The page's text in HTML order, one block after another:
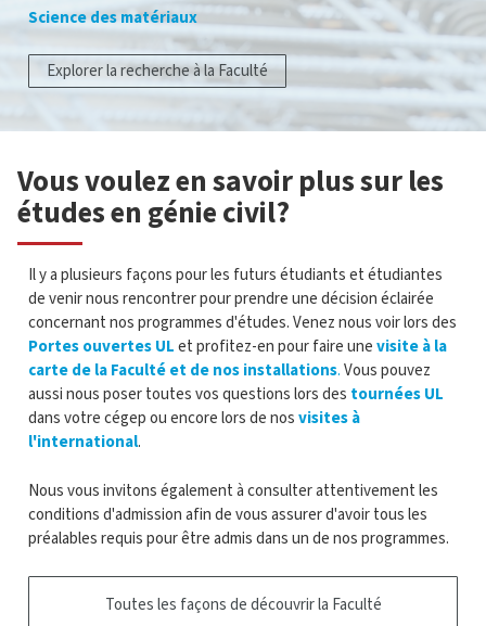
Science des matériaux
Explorer la recherche à la Faculté
Vous voulez en savoir plus sur les
études en génie civil?
Il y a plusieurs façons pour les futurs étudiants et étudiantes
de venir nous rencontrer pour prendre une décision éclairée
concernant nos programmes d'études. Venez nous voir lors des
Portes ouvertes UL et profitez-en pour faire une visite à la
carte de la Faculté et de nos installations. Vous pouvez
aussi nous poser toutes vos questions lors des tournées UL
dans votre cégep ou encore lors de nos visites à
l'international.
Nous vous invitons également à consulter attentivement les
conditions d'admission afin de vous assurer d'avoir tous les
préalables requis pour être admis dans un de nos programmes.
Toutes les façons de découvrir la Faculté